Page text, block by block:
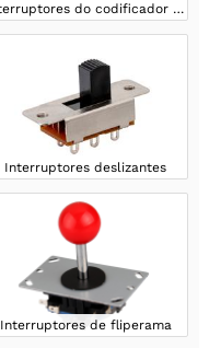
Interruptores do codificador rotativo
Interruptores deslizantes
Interruptores de fliperama